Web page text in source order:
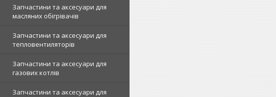
Запчастини та аксесуари для
масляних обігрівачів
Запчастини та аксесуари для
тепловентиляторів
Запчастини та аксесуари для
газових котлів
Запчастини та аксесуари для